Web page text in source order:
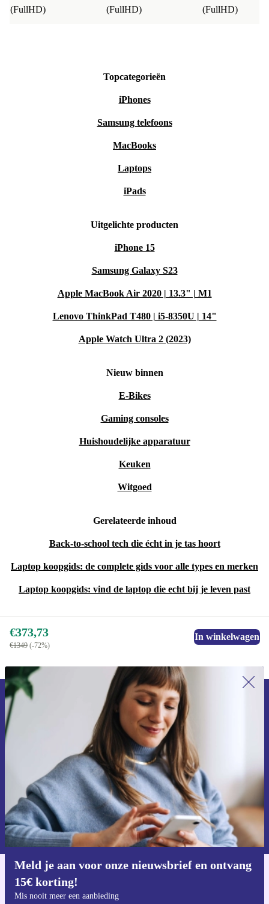
(FullHD)
(FullHD)
(FullHD)
Topcategorieën
iPhones
Samsung telefoons
MacBooks
Laptops
iPads
Uitgelichte producten
iPhone 15
Samsung Galaxy S23
Apple MacBook Air 2020 | 13.3" | M1
Lenovo ThinkPad T480 | i5-8350U | 14"
Apple Watch Ultra 2 (2023)
Nieuw binnen
E-Bikes
Gaming consoles
Huishoudelijke apparatuur
Keuken
Witgoed
Gerelateerde inhoud
Back-to-school tech die écht in je tas hoort
Laptop koopgids: de complete gids voor alle types en merken
Laptop koopgids: vind de laptop die echt bij je leven past
€373,73
€1349 (-72%)
In winkelwagen
Meld je aan voor onze nieuwsbrief en ontvang
15€ korting!
Mis nooit meer een aanbieding
Meld je aan voor onze nieuwsbrief en
ontvang €15 korting!
Mis nooit meer een aanbieding.
Voucher aanvragen
Informatie over het gebruik van persoonsgegevens vind je in ons
privacybeleid.
Voor iOS en Android